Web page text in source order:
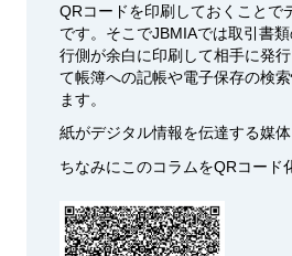
QRコードを印刷しておくことで
です。そこでJBMIAでは取引書
行側が余白に印刷して相手に発
て帳簿への記帳や電子保存の検
ます。
紙がデジタル情報を伝達する媒
ちなみにこのコラムをQRコード